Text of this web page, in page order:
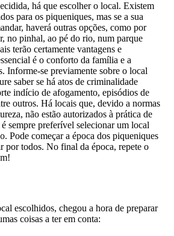
há que escolher o local. Existem
para os piqueniques, mas se a sua
haverá outras opções, como por
no pinhal, ao pé do rio, num parque
terão certamente vantagens e
é o conforto da família e a
Informe-se previamente sobre o local
saber se há atos de criminalidade
indício de afogamento, episódios de
outros. Há locais que, devido a normas
não estão autorizados à prática de
sempre preferível selecionar um local
Pode começar a época dos piqueniques
por todos. No final da época, repete o
escolhidos, chegou a hora de preparar
coisas a ter em conta: